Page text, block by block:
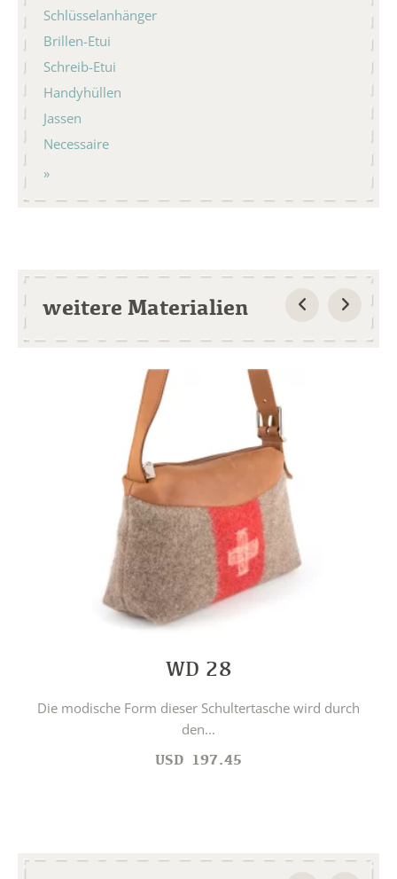
Schlüsselanhänger
Brillen-Etui
Schreib-Etui
Handyhüllen
Jassen
Necessaire
weitere Materialien
WD 28
Die modische Form dieser Schultertasche wird durch
den...
USD 197.45